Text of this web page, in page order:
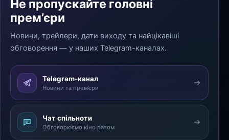
Не пропускайте головні
прем’єри
Новини, трейлери, дати виходу та найцікавіші
обговорення — у наших Telegram-каналах.
Telegram-канал
Новини та прем’єри
Чат спільноти
Обговорюємо кіно разом